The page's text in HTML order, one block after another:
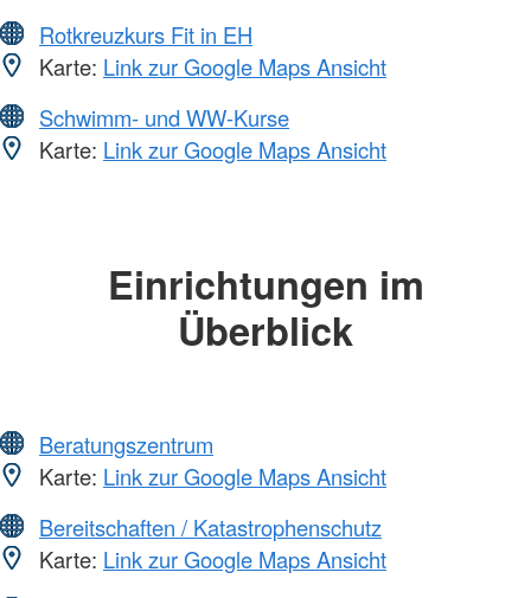
Rotkreuzkurs Fit in EH
Karte: Link zur Google Maps Ansicht
Schwimm- und WW-Kurse
Karte: Link zur Google Maps Ansicht
Einrichtungen im
Überblick
Beratungszentrum
Karte: Link zur Google Maps Ansicht
Bereitschaften / Katastrophenschutz
Karte: Link zur Google Maps Ansicht